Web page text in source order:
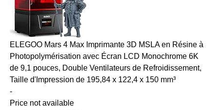
ELEGOO Mars 4 Max Imprimante 3D MSLA en Résine à
Photopolymérisation avec Écran LCD Monochrome 6K
de 9,1 pouces, Double Ventilateurs de Refroidissement,
Taille d'Impression de 195,84 x 122,4 x 150 mm³
-
Price not available